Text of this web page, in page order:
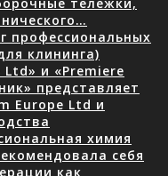
профессиональных
клининга)
Ltd» и «Premiere
представляет
Europe Ltd и
химия
себя
как